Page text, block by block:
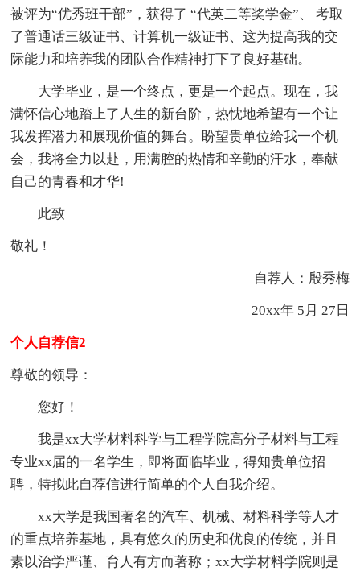
被评为“优秀班干部”，获得了 “代英二等奖学金”、 考取
了普通话三级证书、计算机一级证书、这为提高我的交
际能力和培养我的团队合作精神打下了良好基础。
大学毕业，是一个终点，更是一个起点。现在，我
满怀信心地踏上了人生的新台阶，热忱地希望有一个让
我发挥潜力和展现价值的舞台。盼望贵单位给我一个机
会，我将全力以赴，用满腔的热情和辛勤的汗水，奉献
自己的青春和才华!
此致
敬礼！
自荐人：殷秀梅
20xx年 5月 27日
个人自荐信2
尊敬的领导：
您好！
我是xx大学材料科学与工程学院高分子材料与工程
专业xx届的一名学生，即将面临毕业，得知贵单位招
聘，特拟此自荐信进行简单的个人自我介绍。
xx大学是我国著名的汽车、机械、材料科学等人才
的重点培养基地，具有悠久的历史和优良的传统，并且
素以治学严谨、育人有方而著称；xx大学材料学院则是